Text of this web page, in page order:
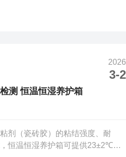
下的吸湿老化、绝缘性能变化。
试验环境状态：温湿度按程序循环
24小时为一周期）。作用机理：
燥...
2026
3-2
测 恒温恒湿养护箱
剂（瓷砖胶）的粘结强度、耐
恒温恒湿养护箱可提供23±2℃、